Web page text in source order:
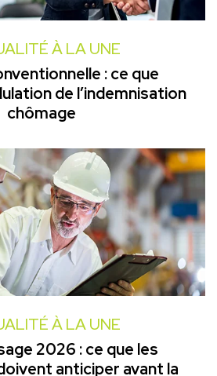
À LA UNE
: ce que
de l’indemnisation
chômage
À LA UNE
2026 : ce que les
anticiper avant la